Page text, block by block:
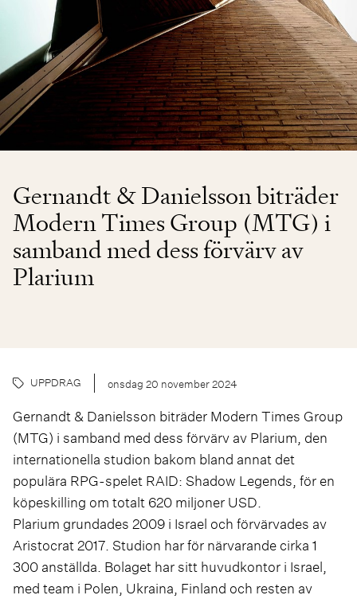
Gernandt & Danielsson biträder
Modern Times Group (MTG) i
samband med dess förvärv av
Plarium
UPPDRAG onsdag 20 november 2024
Gernandt & Danielsson biträder Modern Times Group
(MTG) i samband med dess förvärv av Plarium, den
internationella studion bakom bland annat det
populära RPG-spelet RAID: Shadow Legends, för en
köpeskilling om totalt 620 miljoner USD.
Plarium grundades 2009 i Israel och förvärvades av
Aristocrat 2017. Studion har för närvarande cirka 1
300 anställda. Bolaget har sitt huvudkontor i Israel,
med team i Polen, Ukraina, Finland och resten av